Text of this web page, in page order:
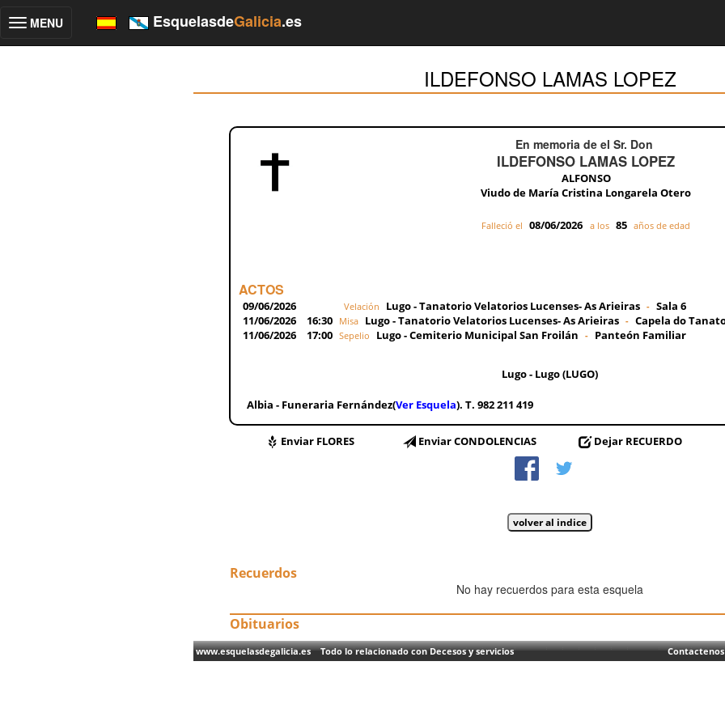
Toggle
MENU EsquelasdeGalicia.es
ILDEFONSO LAMAS LOPEZ
En memoria de el Sr. Don
ILDEFONSO LAMAS LOPEZ
ALFONSO
Viudo de María Cristina Longarela Otero
Falleció el 08/06/2026 a los 85 años de edad
ACTOS
09/06/2026 Velación Lugo - Tanatorio Velatorios Lucenses- As Arieiras - Sala 6
11/06/2026
16:30 Misa Lugo - Tanatorio Velatorios Lucenses- As Arieiras - Capela do
11/06/2026
17:00 Sepelio Lugo - Cemiterio Municipal San Froilán - Panteón Familiar
Lugo - Lugo (LUGO)
Albia - Funeraria Fernández(Ver Esquela). T. 982 211 419
Enviar FLORES Enviar CONDOLENCIAS Dejar RECUERDO
Recuerdos
No hay recuerdos para esta esquela
Obituarios
www.esquelasdegalicia.es Todo lo relacionado con Decesos y servicios Contactenos